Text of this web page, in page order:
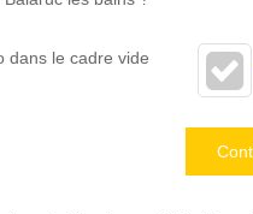
dans le cadre vide